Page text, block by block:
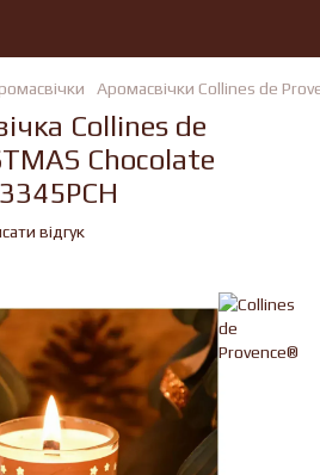
Аромасвічки Collines de
Collines de
Chocolate
відгук